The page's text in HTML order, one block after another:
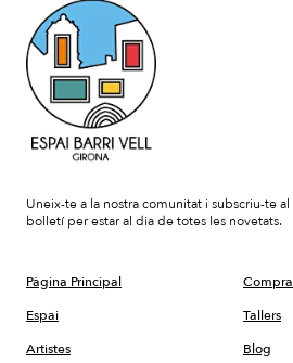
Uneix-te a la nostra comunitat i subscriu-te al
bolletí per estar al dia de totes les novetats.
Pàgina Principal
Espai
Artistes
Compra
Tallers
Blog